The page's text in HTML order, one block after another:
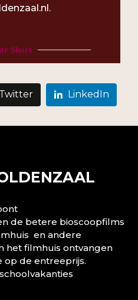
Short
Twitter LinkedIn
de betere bioscoopfilms
en andere
het filmhuis ontvangen
op de entreeprijs.